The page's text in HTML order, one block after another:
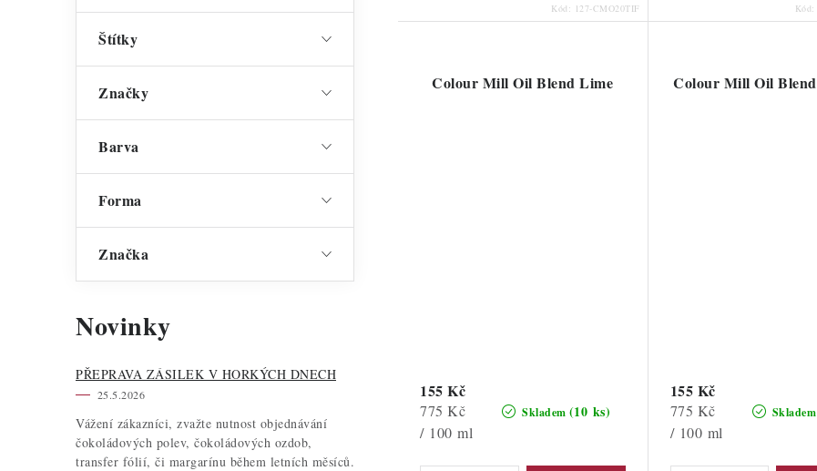
Štítky
Značky
Barva
Forma
Značka
Novinky
PŘEPRAVA ZÁSILEK V HORKÝCH DNECH
25.5.2026
Vážení zákazníci, zvažte nutnost objednávání
čokoládových polev, čokoládových ozdob,
transfer fólií, či margarínu během letních měsíců.
Kód: 127-CMO20TIF Kód:
Colour Mill Oil Blend Lime
Skladem (10 ks)
155 Kč
Měrná
cena:
775 Kč
/ 100 ml
Colour Mill Oil
Skladem
155 Kč
Měrná
cena:
775 Kč
/ 100 ml